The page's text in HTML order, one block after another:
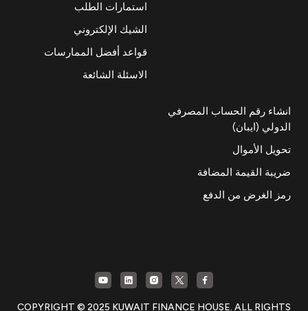
استمارات الطلب
الشيك الإلكتروني
قواعد أفضل الممارسات
الاسئلة الشائعة
انشاء رقم الحساب المصرفي
الدولي (ايبان)
تحويل الأموال
ضريبة القيمة المضافة
رمز الغرض من الدفع
COPYRIGHT © 2025 KUWAIT FINANCE HOUSE. ALL RIGHTS